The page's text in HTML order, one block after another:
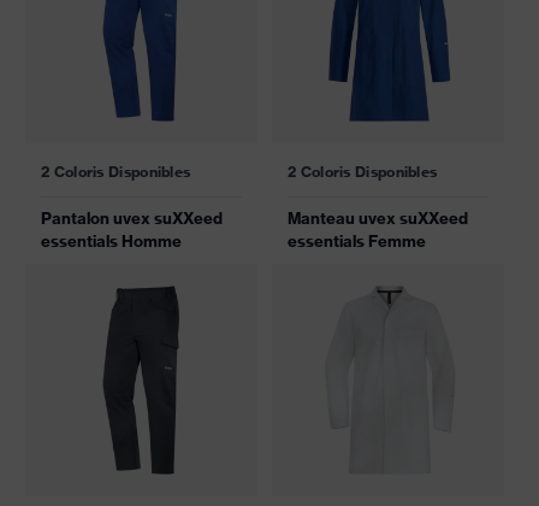
2 Coloris Disponibles
Pantalon uvex suXXeed
essentials Homme
2 Coloris Disponibles
Manteau uvex suXXeed
essentials Femme